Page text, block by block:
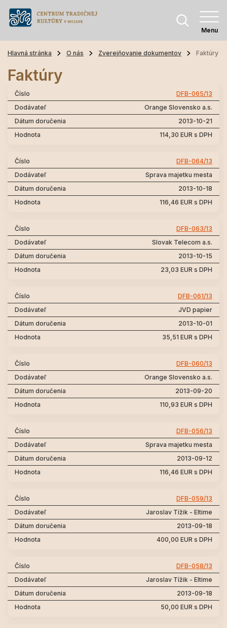
Menu
Hlavná stránka O nás Zverejňovanie dokumentov Faktúry
Faktúry
DFB-065/13
Orange Slovensko a.s.
2013-10-21
114,30 EUR s DPH
DFB-064/13
Sprava majetku mesta
2013-10-18
116,46 EUR s DPH
DFB-063/13
Slovak Telecom a.s.
2013-10-15
23,03 EUR s DPH
DFB-061/13
JVD papier
2013-10-01
35,51 EUR s DPH
DFB-060/13
Orange Slovensko a.s.
2013-09-20
110,93 EUR s DPH
DFB-056/13
Sprava majetku mesta
2013-09-12
116,46 EUR s DPH
DFB-059/13
Jaroslav Tížik - Eltime
2013-09-18
400,00 EUR s DPH
DFB-058/13
Jaroslav Tížik - Eltime
2013-09-18
50,00 EUR s DPH